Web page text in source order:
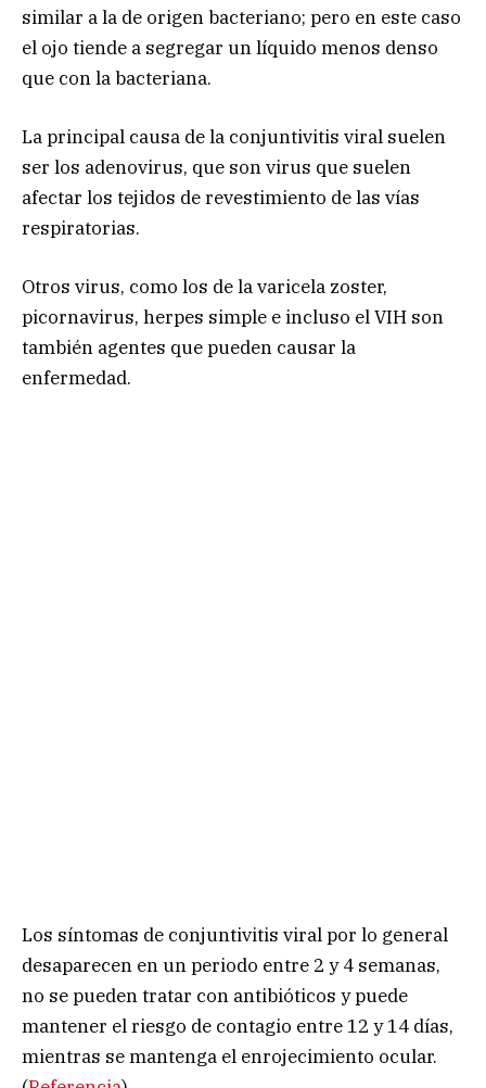
similar a la de origen bacteriano; pero en este caso
el ojo tiende a segregar un líquido menos denso
que con la bacteriana.
La principal causa de la conjuntivitis viral suelen
ser los adenovirus, que son virus que suelen
afectar los tejidos de revestimiento de las vías
respiratorias.
Otros virus, como los de la varicela zoster,
picornavirus, herpes simple e incluso el VIH son
también agentes que pueden causar la
enfermedad.
Los síntomas de conjuntivitis viral por lo general
desaparecen en un periodo entre 2 y 4 semanas,
no se pueden tratar con antibióticos y puede
mantener el riesgo de contagio entre 12 y 14 días,
mientras se mantenga el enrojecimiento ocular.